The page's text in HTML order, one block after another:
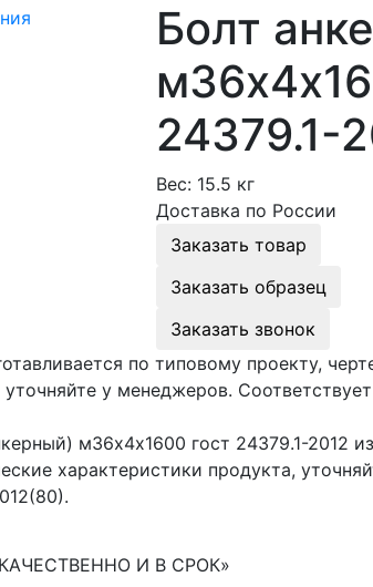
Болт
24379.1-
Вес: 15.5 кг
Доставка по России
Заказать товар
Заказать образец
Заказать звонок
по типовому проекту,
у менеджеров.
м36х4х1600 гост 24379.1-2012
характеристики продукта,
И В СРОК»